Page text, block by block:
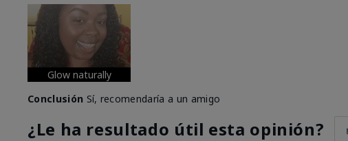
Glow naturally
Conclusión Sí, recomendaría a un amigo
¿Le ha resultado útil esta opinión?